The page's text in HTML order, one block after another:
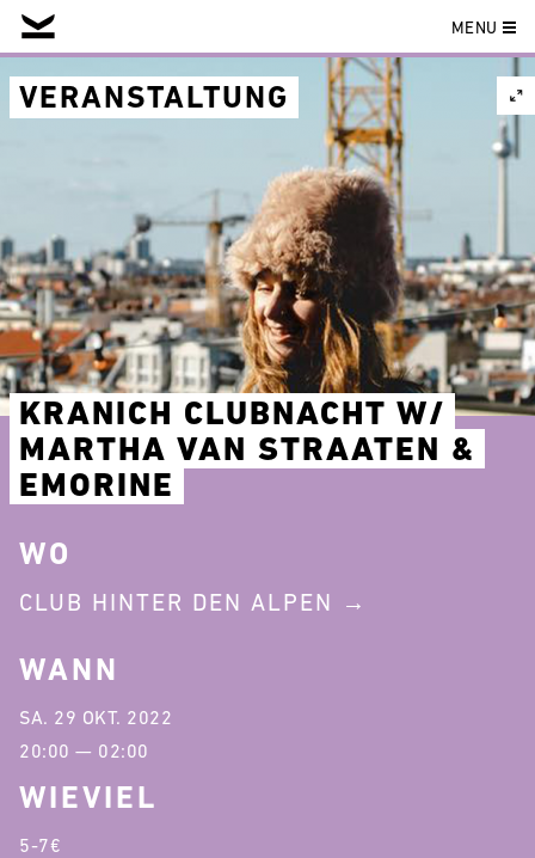
Skip
to
content
MENU
VERANSTALTUNG
KRANICH CLUBNACHT W/
MARTHA VAN STRAATEN &
EMORINE
WO
CLUB HINTER DEN ALPEN
WANN
SA. 29 OKT. 2022
20:00 — 02:00
WIEVIEL
5-7€